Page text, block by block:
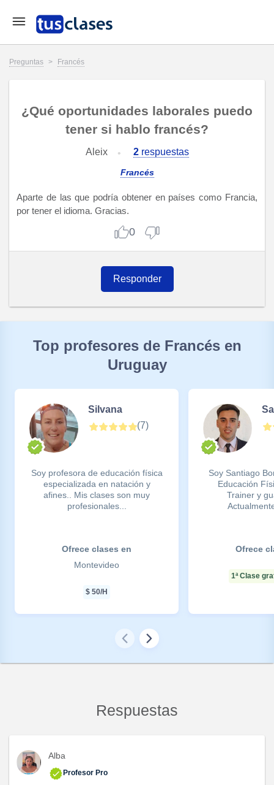
Preguntas > Francés
¿Qué oportunidades laborales puedo
tener si hablo francés?
Aleix 2respuestas
Francés
Aparte de las que podría obtener en países como Francia,
por tener el idioma. Gracias.
0
Responder
Top profesores de Francés en
Uruguay
Silvana
(7)
Soy profesora de educación física
especializada en natación y
afines.. Mis clases son muy
profesionales...
Ofrece clases en
Montevideo
$ 50/H
Soy Santiago
Educación
Trainer y
Ofrece
1ª Clase
Respuestas
Alba
Profesor Pro